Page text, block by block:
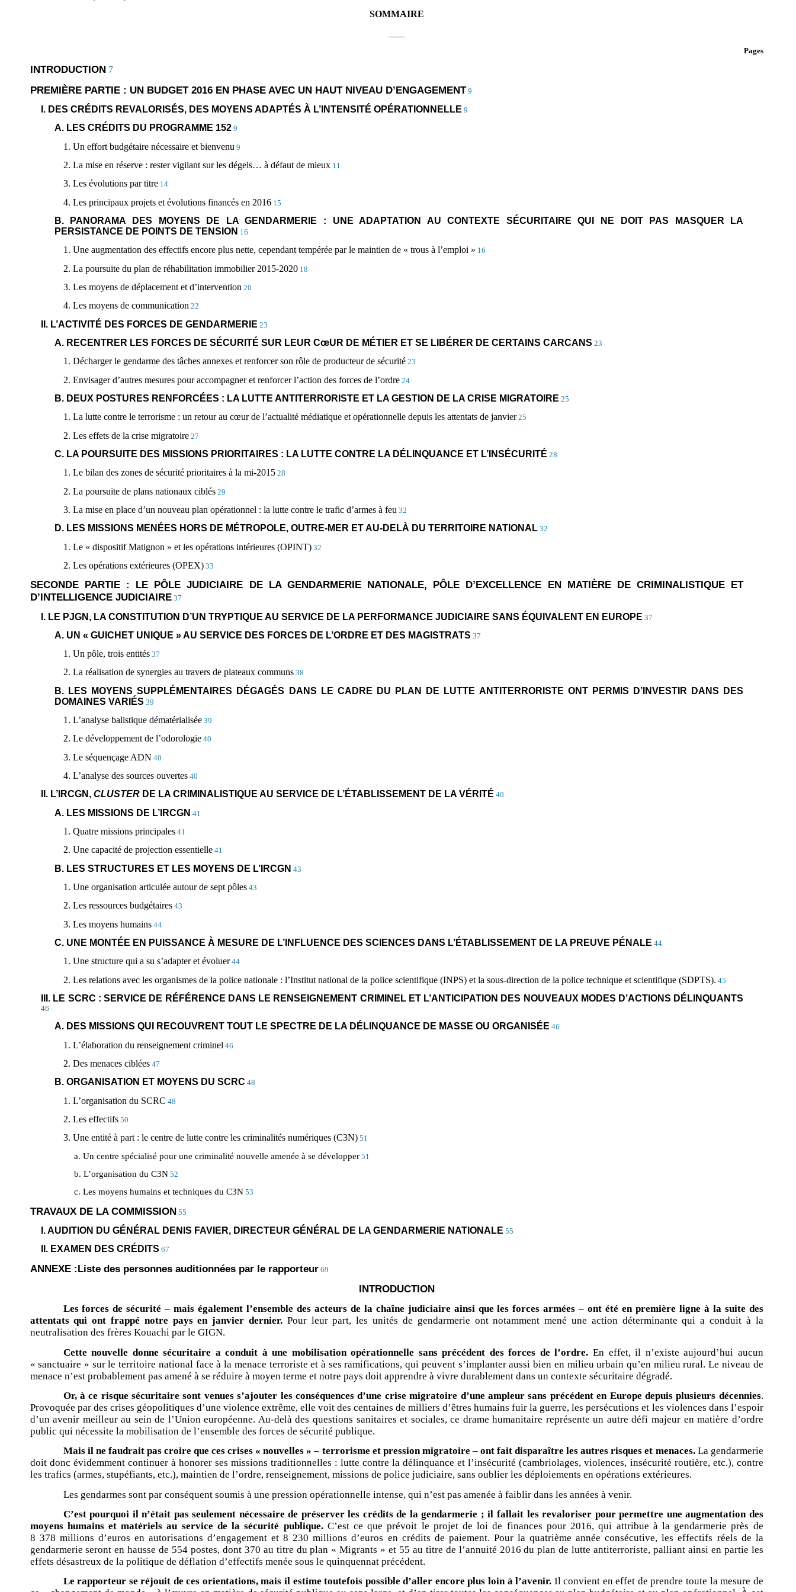
SOMMAIRE
Pages
INTRODUCTION 7
PREMIÈRE PARTIE : UN BUDGET 2016 EN PHASE AVEC UN HAUT NIVEAU D’ENGAGEMENT9
I. DES CRÉDITS REVALORISÉS, DES MOYENS ADAPTÉS À L’INTENSITÉ OPÉRATIONNELLE 9
A. LES CRÉDITS DU PROGRAMME 1529
1. Un effort budgétaire nécessaire et bienvenu 9
2. La mise en réserve : rester vigilant sur les dégels… à défaut de mieux11
3. Les évolutions par titre14
4. Les principaux projets et évolutions financés en 201615
B. PANORAMA DES MOYENS DE LA GENDARMERIE : UNE ADAPTATION AU CONTEXTE SÉCURITAIRE QUI NE DOIT PAS MASQUER LA
PERSISTANCE DE POINTS DE TENSION 16
1. Une augmentation des effectifs encore plus nette, cependant tempérée par le maintien de « trous à l’emploi » 16
2. La poursuite du plan de réhabilitation immobilier 2015-202018
3. Les moyens de déplacement et d’intervention 20
4. Les moyens de communication22
II. L’ACTIVITÉ DES FORCES DE GENDARMERIE 23
A. RECENTRER LES FORCES DE SÉCURITÉ SUR LEUR CœUR DE MÉTIER ET SE LIBÉRER DE CERTAINS CARCANS 23
1. Décharger le gendarme des tâches annexes et renforcer son rôle de producteur de sécurité23
2. Envisager d’autres mesures pour accompagner et renforcer l’action des forces de l’ordre24
B. DEUX POSTURES RENFORCÉES : LA LUTTE ANTITERRORISTE ET LA GESTION DE LA CRISE MIGRATOIRE 25
1. La lutte contre le terrorisme : un retour au cœur de l’actualité médiatique et opérationnelle depuis les attentats de janvier25
2. Les effets de la crise migratoire27
C. LA POURSUITE DES MISSIONS PRIORITAIRES : LA LUTTE CONTRE LA DÉLINQUANCE ET L’INSÉCURITÉ 28
1. Le bilan des zones de sécurité prioritaires à la mi-201528
2. La poursuite de plans nationaux ciblés29
3. La mise en place d’un nouveau plan opérationnel : la lutte contre le trafic d’armes à feu 32
D. LES MISSIONS MENÉES HORS DE MÉTROPOLE, OUTRE-MER ET AU-DELÀ DU TERRITOIRE NATIONAL32
1. Le « dispositif Matignon » et les opérations intérieures (OPINT)32
2. Les opérations extérieures (OPEX)33
SECONDE PARTIE : LE PÔLE JUDICIAIRE DE LA GENDARMERIE NATIONALE, PÔLE D’EXCELLENCE EN MATIÈRE DE CRIMINALISTIQUE ET
D’INTELLIGENCE JUDICIAIRE37
I. LE PJGN, LA CONSTITUTION D’UN TRYPTIQUE AU SERVICE DE LA PERFORMANCE JUDICIAIRE SANS ÉQUIVALENT EN EUROPE 37
A. UN « GUICHET UNIQUE » AU SERVICE DES FORCES DE L’ORDRE ET DES MAGISTRATS 37
1. Un pôle, trois entités37
2. La réalisation de synergies au travers de plateaux communs38
B. LES MOYENS SUPPLÉMENTAIRES DÉGAGÉS DANS LE CADRE DU PLAN DE LUTTE ANTITERRORISTE ONT PERMIS D’INVESTIR DANS DES
DOMAINES VARIÉS 39
1. L’analyse balistique dématérialisée39
2. Le développement de l’odorologie40
3. Le séquençage ADN 40
4. L’analyse des sources ouvertes40
II. L’IRCGN,CLUSTER DE LA CRIMINALISTIQUE AU SERVICE DE L’ÉTABLISSEMENT DE LA VÉRITÉ 40
A. LES MISSIONS DE L’IRCGN 41
1. Quatre missions principales41
2. Une capacité de projection essentielle41
B. LES STRUCTURES ET LES MOYENS DE L’IRCGN 43
1. Une organisation articulée autour de sept pôles43
2. Les ressources budgétaires43
3. Les moyens humains44
C. UNE MONTÉE EN PUISSANCE À MESURE DE L’INFLUENCE DES SCIENCES DANS L’ÉTABLISSEMENT DE LA PREUVE PÉNALE 44
1. Une structure qui a su s’adapter et évoluer44
2. Les relations avec les organismes de la police nationale : l’Institut national de la police scientifique (INPS) et la sous-direction de la police technique et scientifique (SDPTS). 45
III. LE SCRC : SERVICE DE RÉFÉRENCE DANS LE RENSEIGNEMENT CRIMINEL ET L’ANTICIPATION DES NOUVEAUX MODES D’ACTIONS DÉLINQUANTS
46
A. DES MISSIONS QUI RECOUVRENT TOUT LE SPECTRE DE LA DÉLINQUANCE DE MASSE OU ORGANISÉE 46
1. L’élaboration du renseignement criminel 46
2. Des menaces ciblées47
B. ORGANISATION ET MOYENS DU SCRC 48
1. L’organisation du SCRC 48
2. Les effectifs50
3. Une entité à part : le centre de lutte contre les criminalités numériques (C3N)51
a. Un centre spécialisé pour une criminalité nouvelle amenée à se développer 51
b. L’organisation du C3N 52
c. Les moyens humains et techniques du C3N 53
TRAVAUX DE LA COMMISSION 55
I. AUDITION DU GÉNÉRAL DENIS FAVIER, DIRECTEUR GÉNÉRAL DE LA GENDARMERIE NATIONALE 55
II. EXAMEN DES CRÉDITS 67
ANNEXE :Liste des personnes auditionnées par le rapporteur69
INTRODUCTION
Les forces de sécurité – mais également l’ensemble des acteurs de la chaîne judiciaire ainsi que les forces armées – ont été en première ligne à la suite des
attentats qui ont frappé notre pays en janvier dernier. Pour leur part, les unités de gendarmerie ont notamment mené une action déterminante qui a conduit à la
neutralisation des frères Kouachi par le GIGN.
Cette nouvelle donne sécuritaire a conduit à une mobilisation opérationnelle sans précédent des forces de l’ordre. En effet, il n’existe aujourd’hui aucun
« sanctuaire » sur le territoire national face à la menace terroriste et à ses ramifications, qui peuvent s’implanter aussi bien en milieu urbain qu’en milieu rural. Le niveau de
menace n’est probablement pas amené à se réduire à moyen terme et notre pays doit apprendre à vivre durablement dans un contexte sécuritaire dégradé.
Or, à ce risque sécuritaire sont venues s’ajouter les conséquences d’une crise migratoire d’une ampleur sans précédent en Europe depuis plusieurs décennies.
Provoquée par des crises géopolitiques d’une violence extrême, elle voit des centaines de milliers d’êtres humains fuir la guerre, les persécutions et les violences dans l’espoir
d’un avenir meilleur au sein de l’Union européenne. Au-delà des questions sanitaires et sociales, ce drame humanitaire représente un autre défi majeur en matière d’ordre
public qui nécessite la mobilisation de l’ensemble des forces de sécurité publique.
Mais il ne faudrait pas croire que ces crises « nouvelles » – terrorisme et pression migratoire – ont fait disparaître les autres risques et menaces.La gendarmerie
doit donc évidemment continuer à honorer ses missions traditionnelles : lutte contre la délinquance et l’insécurité (cambriolages, violences, insécurité routière, etc.), contre
les trafics (armes, stupéfiants, etc.), maintien de l’ordre, renseignement, missions de police judiciaire, sans oublier les déploiements en opérations extérieures.
Les gendarmes sont par conséquent soumis à une pression opérationnelle intense, qui n’est pas amenée à faiblir dans les années à venir.
C’est pourquoi il n’était pas seulement nécessaire de préserver les crédits de la gendarmerie ; il fallait les revaloriser pour permettre une augmentation des
moyens humains et matériels au service de la sécurité publique.C’est ce que prévoit le projet de loi de finances pour 2016, qui attribue à la gendarmerie près de
8 378 millions d’euros en autorisations d’engagement et 8 230 millions d’euros en crédits de paiement. Pour la quatrième année consécutive, les effectifs réels de la
gendarmerie seront en hausse de 554 postes, dont 370 au titre du plan « Migrants » et 55 au titre de l’annuité 2016 du plan de lutte antiterroriste, palliant ainsi en partie les
effets désastreux de la politique de déflation d’effectifs menée sous le quinquennat précédent.
Le rapporteur se réjouit de ces orientations, mais il estime toutefois possible d’aller encore plus loin à l’avenir. Il convient en effet de prendre toute la mesure de